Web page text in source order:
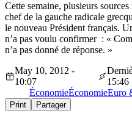
Cette semaine, plusieurs
chef de la gauche radicale
le nouveau Président français.
n’a pas voulu confirmer : «
n’a pas donné de réponse. »
May 10, 2012 -
10:07
15:46
ÉconomieÉconomieEuro
Print Partager